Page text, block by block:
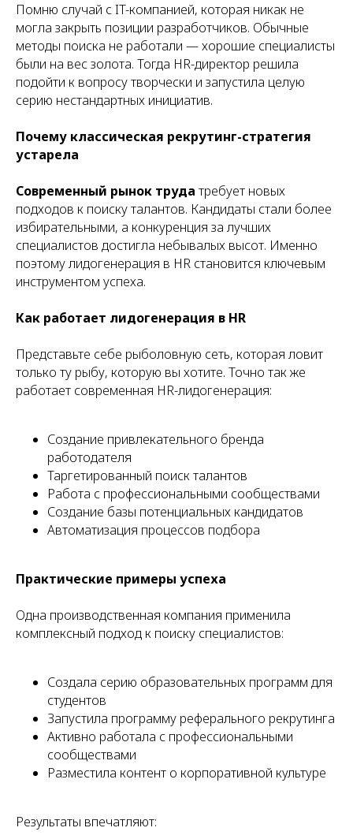
Помню случай с IT-компанией, которая никак не
могла закрыть позиции разработчиков. Обычные
методы поиска не работали — хорошие специалисты
были на вес золота. Тогда HR-директор решила
подойти к вопросу творчески и запустила целую
серию нестандартных инициатив.
Почему классическая рекрутинг-стратегия
устарела
Современный рынок труда требует новых
подходов к поиску талантов. Кандидаты стали более
избирательными, а конкуренция за лучших
специалистов достигла небывалых высот. Именно
поэтому лидогенерация в HR становится ключевым
инструментом успеха.
Как работает лидогенерация в HR
Представьте себе рыболовную сеть, которая ловит
только ту рыбу, которую вы хотите. Точно так же
работает современная HR-лидогенерация:
Создание привлекательного бренда
работодателя
Таргетированный поиск талантов
Работа с профессиональными сообществами
Создание базы потенциальных кандидатов
Автоматизация процессов подбора
Практические примеры успеха
Одна производственная компания применила
комплексный подход к поиску специалистов:
Создала серию образовательных программ для
студентов
Запустила программу реферального рекрутинга
Активно работала с профессиональными
сообществами
Разместила контент о корпоративной культуре
Результаты впечатляют: